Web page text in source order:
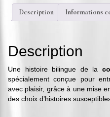
Description Informations
Description
Une histoire bilingue de la
spécialement conçue pour
avec plaisir, grâce à une mise
des choix d’histoires